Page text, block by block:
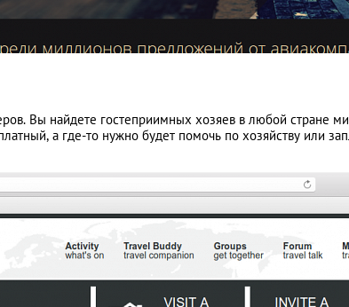
Вы найдете гостеприимных хозяев в любой стране
а где-то нужно будет помочь по хозяйству или